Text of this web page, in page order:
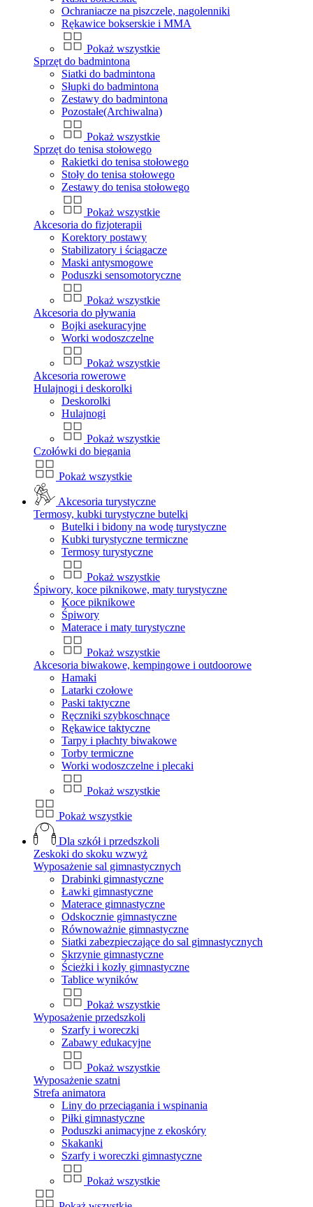
Ochraniacze na piszczele, nagolenniki
Rękawice bokserskie i MMA
Pokaż wszystkie
Sprzęt do badmintona
Siatki do badmintona
Słupki do badmintona
Zestawy do badmintona
Pozostałe(Archiwalna)
Pokaż wszystkie
Sprzęt do tenisa stołowego
Rakietki do tenisa stołowego
Stoły do tenisa stołowego
Zestawy do tenisa stołowego
Pokaż wszystkie
Akcesoria do fizjoterapii
Korektory postawy
Stabilizatory i ściągacze
Maski antysmogowe
Poduszki sensomotoryczne
Pokaż wszystkie
Akcesoria do pływania
Bojki asekuracyjne
Worki wodoszczelne
Pokaż wszystkie
Akcesoria rowerowe
Hulajnogi i deskorolki
Deskorolki
Hulajnogi
Pokaż wszystkie
Czołówki do biegania
Pokaż wszystkie
Akcesoria turystyczne
Termosy, kubki turystyczne butelki
Butelki i bidony na wodę turystyczne
Kubki turystyczne termiczne
Termosy turystyczne
Pokaż wszystkie
Śpiwory, koce piknikowe, maty turystyczne
Koce piknikowe
Śpiwory
Materace i maty turystyczne
Pokaż wszystkie
Akcesoria biwakowe, kempingowe i outdoorowe
Hamaki
Latarki czołowe
Paski taktyczne
Ręczniki szybkoschnące
Rękawice taktyczne
Tarpy i płachty biwakowe
Torby termiczne
Worki wodoszczelne i plecaki
Pokaż wszystkie
Pokaż wszystkie
Dla szkół i przedszkoli
Zeskoki do skoku wzwyż
Wyposażenie sal gimnastycznych
Drabinki gimnastyczne
Ławki gimnastyczne
Materace gimnastyczne
Odskocznie gimnastyczne
Równoważnie gimnastyczne
Siatki zabezpieczające do sal gimnastycznych
Skrzynie gimnastyczne
Ścieżki i kozły gimnastyczne
Tablice wyników
Pokaż wszystkie
Wyposażenie przedszkoli
Szarfy i woreczki
Zabawy edukacyjne
Pokaż wszystkie
Wyposażenie szatni
Strefa animatora
Liny do przeciągania i wspinania
Piłki gimnastyczne
Poduszki animacyjne z ekoskóry
Skakanki
Szarfy i woreczki gimnastyczne
Pokaż wszystkie